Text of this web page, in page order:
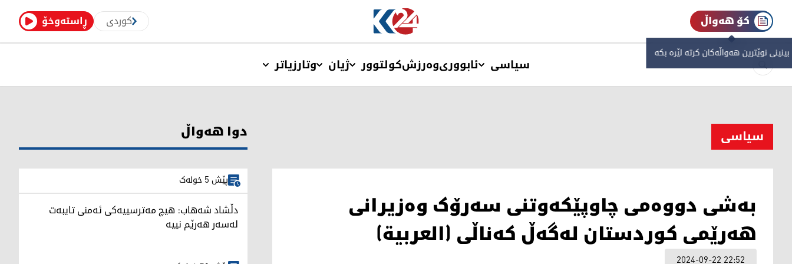
ڕاستەوخۆ کوردی کۆ هەواڵ
نوێترین هەواڵەکان کرتە لێرە بکە
سیاسی ئابووریوەرزشکولتوور ژیان وتارزیاتر
سیاسی
بەشی دووەمی چاوپێکەوتنی سەرۆک وەزیرانی
هەرێمی کوردستان لەگەڵ کەناڵی (العربیة)
2024-09-22 22:52
دوا هەواڵ
پێش 5 خولەک
دڵشاد شەهاب: هیچ مەترسییەکی ئەمنی تایبەت
لەسەر هەرێم نییە